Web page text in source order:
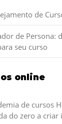
de
de Persona:
seu curso
online
de cursos
do zero a